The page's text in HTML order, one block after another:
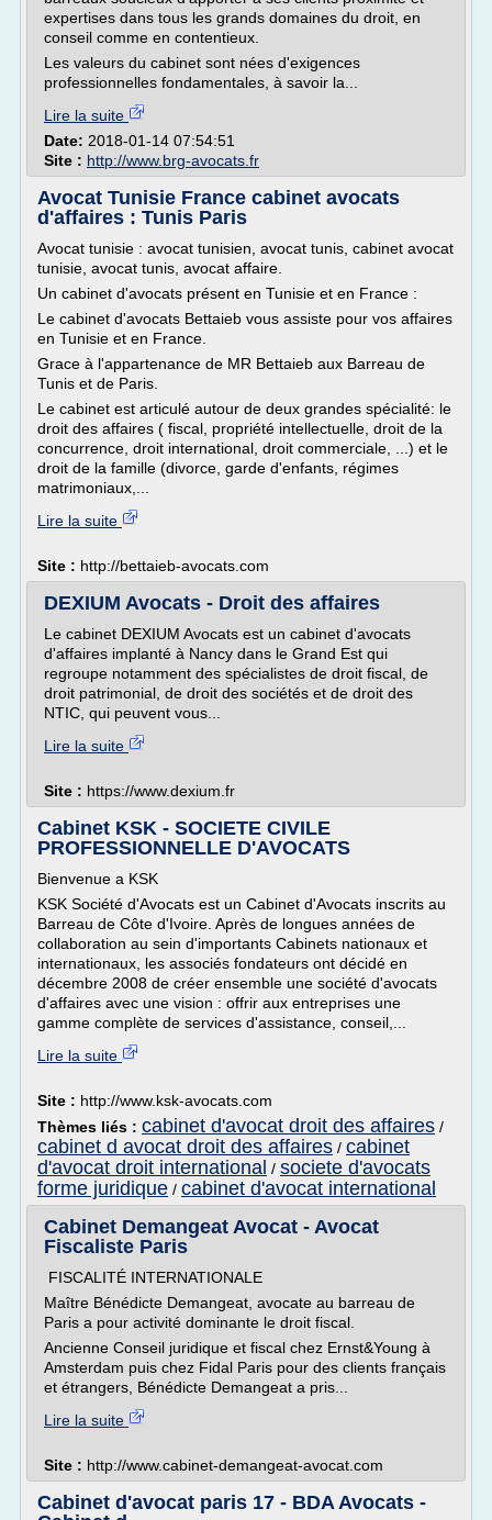
expertises dans tous les grands domaines du droit, en
conseil comme en contentieux.
Les valeurs du cabinet sont nées d'exigences
professionnelles fondamentales, à savoir la...
Lire la suite
Date: 2018-01-14 07:54:51
Site : http://www.brg-avocats.fr
Avocat Tunisie France cabinet avocats
d'affaires : Tunis Paris
Avocat tunisie : avocat tunisien, avocat tunis, cabinet avocat
tunisie, avocat tunis, avocat affaire.
Un cabinet d'avocats présent en Tunisie et en France :
Le cabinet d'avocats Bettaieb vous assiste pour vos affaires
en Tunisie et en France.
Grace à l'appartenance de MR Bettaieb aux Barreau de
Tunis et de Paris.
Le cabinet est articulé autour de deux grandes spécialité: le
droit des affaires ( fiscal, propriété intellectuelle, droit de la
concurrence, droit international, droit commerciale, ...) et le
droit de la famille (divorce, garde d'enfants, régimes
matrimoniaux,...
Lire la suite
Site : http://bettaieb-avocats.com
DEXIUM Avocats - Droit des affaires
Le cabinet DEXIUM Avocats est un cabinet d'avocats
d'affaires implanté à Nancy dans le Grand Est qui
regroupe notamment des spécialistes de droit fiscal, de
droit patrimonial, de droit des sociétés et de droit des
NTIC, qui peuvent vous...
Lire la suite
Site : https://www.dexium.fr
Cabinet KSK - SOCIETE CIVILE
PROFESSIONNELLE D'AVOCATS
Bienvenue a KSK
KSK Société d'Avocats est un Cabinet d'Avocats inscrits au
Barreau de Côte d'Ivoire. Après de longues années de
collaboration au sein d'importants Cabinets nationaux et
internationaux, les associés fondateurs ont décidé en
décembre 2008 de créer ensemble une société d'avocats
d'affaires avec une vision : offrir aux entreprises une
gamme complète de services d'assistance, conseil,...
Lire la suite
Site : http://www.ksk-avocats.com
Thèmes liés : cabinet d'avocat droit des affaires /
cabinet d avocat droit des affaires / cabinet
d'avocat droit international / societe d'avocats
forme juridique / cabinet d'avocat international
Cabinet Demangeat Avocat - Avocat
Fiscaliste Paris
FISCALITÉ INTERNATIONALE
Maître Bénédicte Demangeat, avocate au barreau de
Paris a pour activité dominante le droit fiscal.
Ancienne Conseil juridique et fiscal chez Ernst&Young à
Amsterdam puis chez Fidal Paris pour des clients français
et étrangers, Bénédicte Demangeat a pris...
Lire la suite
Site : http://www.cabinet-demangeat-avocat.com
Cabinet d'avocat paris 17 - BDA Avocats -